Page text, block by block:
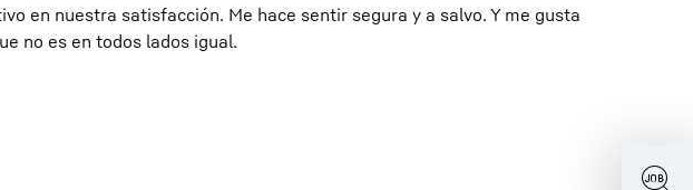
en nuestra satisfacción. Me hace sentir segura y a salvo. Y me gusta
no es en todos lados igual.